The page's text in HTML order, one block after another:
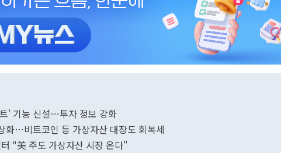
' 기능 신설…투자 정보 강화
화…비트코인 등 가상자산 대장도 회복세
"美 주도 가상자산 시장 온다"